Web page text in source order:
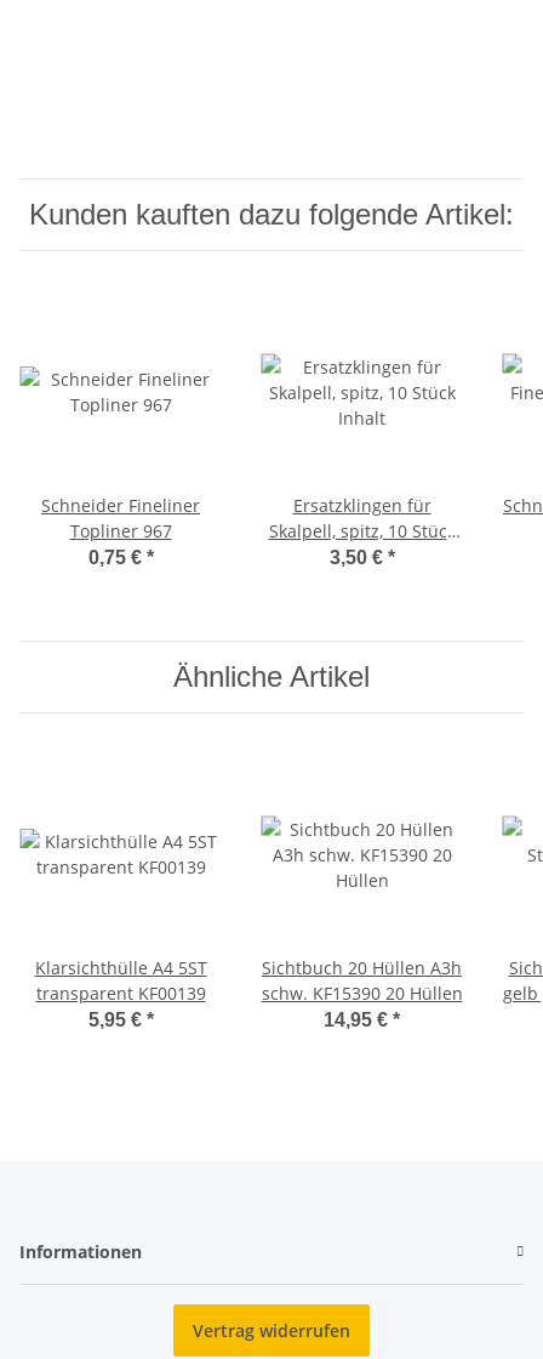
Kunden kauften dazu folgende Artikel:
Schneider Fineliner
Topliner 967
0,75 € *
Ersatzklingen für
Skalpell, spitz, 10 Stück
Inhalt
3,50 € *
Ähnliche Artikel
Klarsichthülle A4 5ST
transparent KF00139
5,95 € *
Sichtbuch 20 Hüllen A3h
schw. KF15390 20 Hüllen
14,95 € *
gelb
Informationen
Vertrag widerrufen